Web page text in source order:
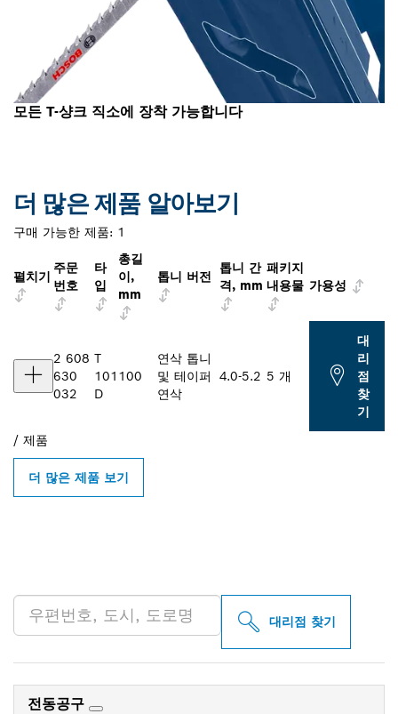
모든 T-샹크 직소에 장착 가능합니다
더 많은 제품 알아보기
구매 가능한 제품: 1
펼치기
주문
번호
타
입
총길
이,
mm
톱니 버전
톱니 간
격, mm
패키지
내용물 가용성
2 608
630
032
T
101
D
100
연삭 톱니
및 테이퍼
연삭
4.0-5.2 5 개
대
리
점
찾
기
/ 제품
더 많은 제품 보기
대리점 찾기
전동공구